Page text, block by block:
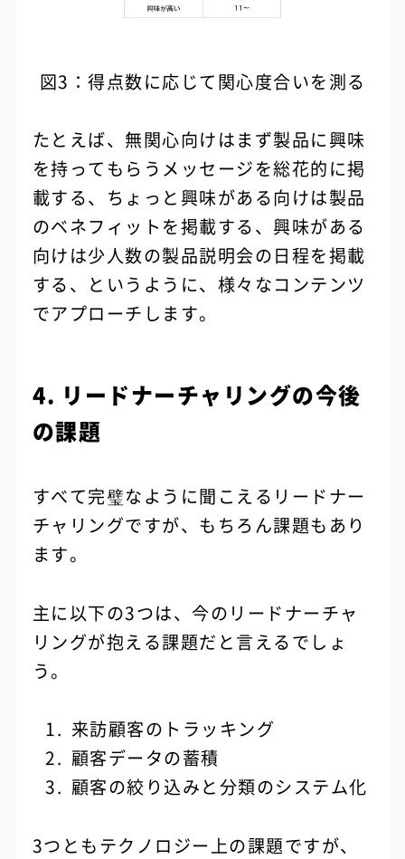
図3：得点数に応じて関心度合いを測る
たとえば、無関心向けはまず製品に興味
を持ってもらうメッセージを総花的に掲
載する、ちょっと興味がある向けは製品
のベネフィットを掲載する、興味がある
向けは少人数の製品説明会の日程を掲載
する、というように、様々なコンテンツ
でアプローチします。
4. リードナーチャリングの今後
の課題
すべて完璧なように聞こえるリードナー
チャリングですが、もちろん課題もあり
ます。
主に以下の3つは、今のリードナーチャ
リングが抱える課題だと言えるでしょ
う。
来訪顧客のトラッキング
顧客データの蓄積
顧客の絞り込みと分類のシステム化
3つともテクノロジー上の課題ですが、